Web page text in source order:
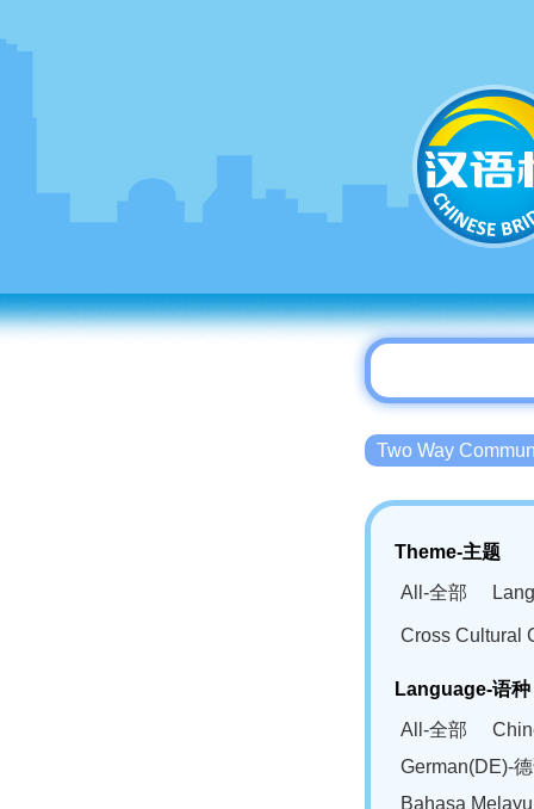
Two Way
Theme-主题
All-全部
Cross Cultural
Language-语种
All-全部
German(DE)-
Bahasa